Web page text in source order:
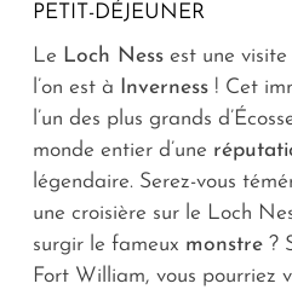
PETIT-DÉJEUNER
Le Loch Ness est une
l’on est à
Inverness ! Cet
l’un des plus grands
monde entier d’une
légendaire. Serez-vous
une croisière sur le Loch
surgir le fameux monstre ?
Fort William, vous pourriez